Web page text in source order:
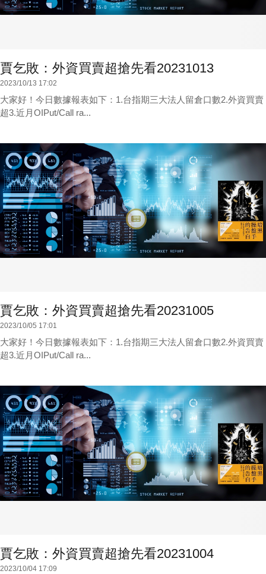
賈乞敗：外資買賣超搶先看20231013
2023/10/13 17:02
大家好！今日數據報表如下：1.台指期三大法人留倉口數2.外資買賣
超3.近月OIPut/Call ra...
賈乞敗：外資買賣超搶先看20231005
2023/10/05 17:01
大家好！今日數據報表如下：1.台指期三大法人留倉口數2.外資買賣
超3.近月OIPut/Call ra...
賈乞敗：外資買賣超搶先看20231004
2023/10/04 17:09